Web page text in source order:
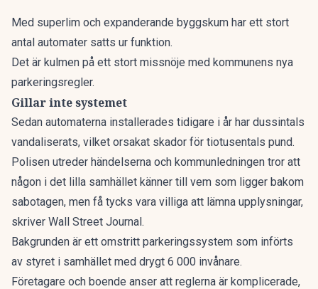
Med superlim och expanderande byggskum har ett stort
antal automater satts ur funktion.
Det är kulmen på ett stort missnöje med kommunens nya
parkeringsregler.
Gillar inte systemet
Sedan automaterna installerades tidigare i år har dussintals
vandaliserats, vilket orsakat skador för tiotusentals pund.
Polisen utreder händelserna och kommunledningen tror att
någon i det lilla samhället känner till vem som ligger bakom
sabotagen, men få tycks vara villiga att lämna upplysningar,
skriver Wall Street Journal.
Bakgrunden är ett omstritt parkeringssystem som införts
av styret i samhället med drygt 6 000 invånare.
Företagare och boende anser att reglerna är komplicerade,